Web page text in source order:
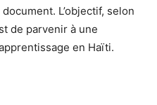
L’objectif, selon
de parvenir à une
en Haïti.